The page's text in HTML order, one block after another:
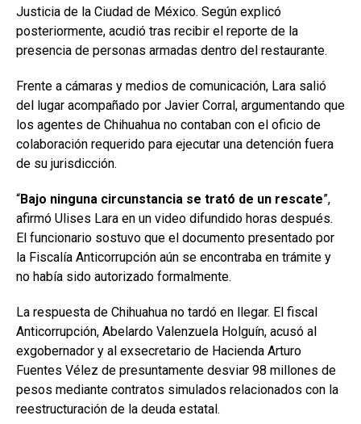
Justicia de la Ciudad de México. Según explicó
posteriormente, acudió tras recibir el reporte de la
presencia de personas armadas dentro del restaurante.
Frente a cámaras y medios de comunicación, Lara salió
del lugar acompañado por Javier Corral, argumentando que
los agentes de Chihuahua no contaban con el oficio de
colaboración requerido para ejecutar una detención fuera
de su jurisdicción.
“Bajo ninguna circunstancia se trató de un rescate”,
afirmó Ulises Lara en un video difundido horas después.
El funcionario sostuvo que el documento presentado por
la Fiscalía Anticorrupción aún se encontraba en trámite y
no había sido autorizado formalmente.
La respuesta de Chihuahua no tardó en llegar. El fiscal
Anticorrupción, Abelardo Valenzuela Holguín, acusó al
exgobernador y al exsecretario de Hacienda Arturo
Fuentes Vélez de presuntamente desviar 98 millones de
pesos mediante contratos simulados relacionados con la
reestructuración de la deuda estatal.